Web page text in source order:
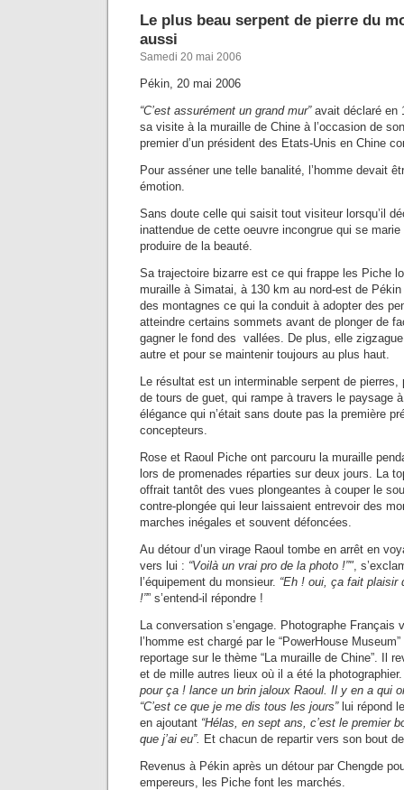
Le plus beau serpent de pierre du
aussi
Samedi 20 mai 2006
Pékin, 20 mai 2006
“C’est assurément un grand mur”avait déclaré en
sa visite à la muraille de Chine à l’occasion de
premier d’un président des Etats-Unis en Chine
Pour asséner une telle banalité, l’homme devait
émotion.
Sans doute celle qui saisit tout visiteur lorsqu’il
inattendue de cette oeuvre incongrue qui se
produire de la beauté.
Sa trajectoire bizarre est ce qui frappe les Piche
muraille à Simatai, à 130 km au nord-est de
des montagnes ce qui la conduit à adopter des
atteindre certains sommets avant de plonger de
gagner le fond des vallées. De plus, elle zigzague
autre et pour se maintenir toujours au plus haut.
Le résultat est un interminable serpent de
de tours de guet, qui rampe à travers le paysage
élégance qui n’était sans doute pas la première
concepteurs.
Rose et Raoul Piche ont parcouru la muraille
lors de promenades réparties sur deux jours. La
offrait tantôt des vues plongeantes à couper le
contre-plongée qui leur laissaient entrevoir des
marches inégales et souvent défoncées.
Au détour d’un virage Raoul tombe en arrêt en
vers lui : “Voilà un vrai pro de la photo !”",
l’équipement du monsieur. “Eh ! oui, ça fait plaisir
!”” s’entend-il répondre !
La conversation s’engage. Photographe Français
l’homme est chargé par le “PowerHouse
reportage sur le thème “La muraille de Chine”. Il
et de mille autres lieux où il a été la
pour ça ! lance un brin jaloux Raoul. Il y en a qui
“C’est ce que je me dis tous les jours” lui répond
en ajoutant “Hélas, en sept ans, c’est le premier
que j’ai eu”. Et chacun de repartir vers son bout
Revenus à Pékin après un détour par Chengde
empereurs, les Piche font les marchés.